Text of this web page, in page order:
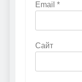
Email *
Сайт